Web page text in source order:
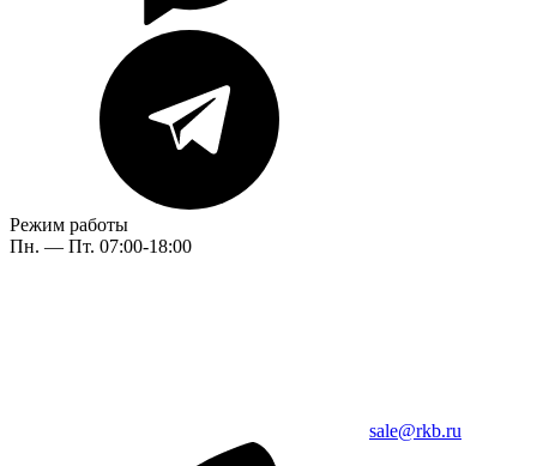
Режим работы
Пн. — Пт. 07:00-18:00
sale@rkb.ru